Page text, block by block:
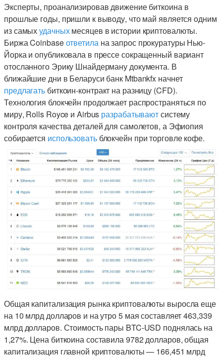
Эксперты, проанализировав движение биткоина в
прошлые годы, пришли к выводу, что май является одним
из самыхудачныхмесяцев в истории криптовалюты.
Биржа Coinbaseответилана запрос прокуратуры Нью-
Йорка и опубликовала в прессе сокращенный вариант
отосланного Эрику Шнайдерману документа. В
ближайшие дни в Беларуси банк Mtbankfx начнет
предлагать биткоин-контракт на разницу (CFD).
Технология блокчейн продолжает распространяться по
миру, Rolls Royce и Airbus разрабатываютсистему
контроля качества деталей для самолетов, а Эфиопия
собирается использоватьблокчейн при торговле кофе.
Общая капитализация рынка криптовалюты выросла еще
на 10 млрд долларов и на утро 5 мая составляет 463,339
млрд долларов. Стоимость пары BTC-USD поднялась на
1,27%. Цена биткоина составила 9782 долларов, общая
капитализация главной криптовалюты — 166,451 млрд